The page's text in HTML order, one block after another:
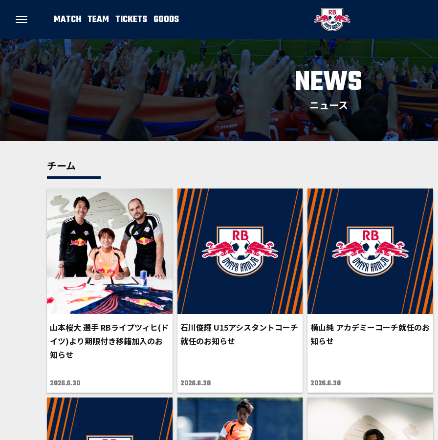
MATCH TEAM TICKETS GOODS
NEWS
ニュース
チーム
山本桜大 選手 RBライプツィヒ(ド
イツ)より期限付き移籍加入のお
知らせ
2026.6.30
石川俊輝 U15アシスタントコーチ
就任のお知らせ
2026.6.30
横山純 アカデミーコーチ就任のお
知らせ
2026.6.30